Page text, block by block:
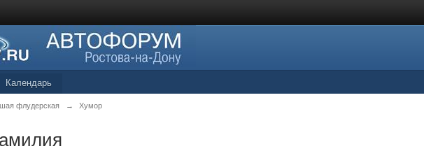
Календарь
флудерская → Хумор